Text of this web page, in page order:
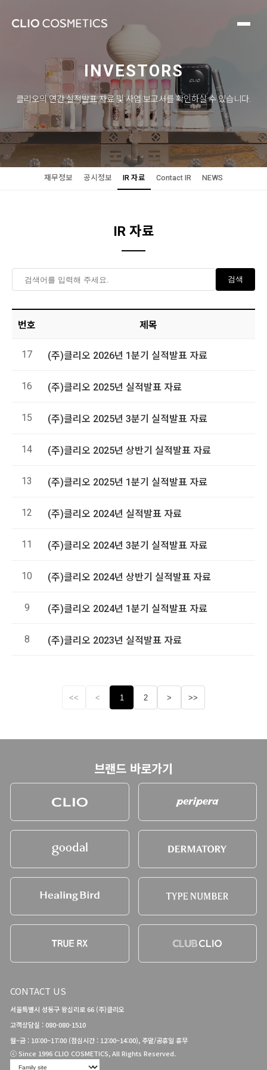
INVESTORS
클리오의 연간 실적발표 자료 및 사업 보고서를 확인하실 수 있습니다.
재무정보 공시정보 IR 자료 Contact IR NEWS
IR 자료
검색
번호 제목
17 (주)클리오 2026년 1분기 실적발표 자료
16 (주)클리오 2025년 실적발표 자료
15 (주)클리오 2025년 3분기 실적발표 자료
14 (주)클리오 2025년 상반기 실적발표 자료
13 (주)클리오 2025년 1분기 실적발표 자료
12 (주)클리오 2024년 실적발표 자료
11 (주)클리오 2024년 3분기 실적발표 자료
10 (주)클리오 2024년 상반기 실적발표 자료
9 (주)클리오 2024년 1분기 실적발표 자료
8 (주)클리오 2023년 실적발표 자료
<< < 1 2 > >>
브랜드 바로가기
CONTACT US
서울특별시 성동구 왕십리로 66 (주)클리오
고객상담실 : 080-080-1510
월~금 : 10:00~17:00 (점심시간 : 12:00~14:00), 주말/공휴일 휴무
ⓒ Since 1996 CLIO COSMETICS, All Rights Reserved.